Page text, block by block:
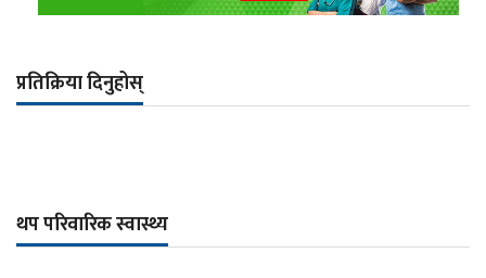
प्रतिक्रिया दिनुहोस्
थप परिवारिक स्वास्थ्य